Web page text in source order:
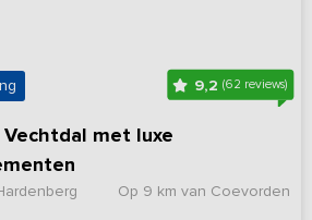
9,2 (62 reviews)
met luxe
Op 9 km van Coevorden